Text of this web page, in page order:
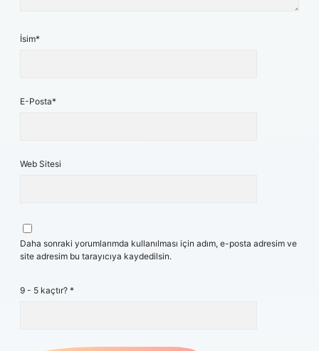
İsim*
E-Posta*
Web Sitesi
Daha sonraki yorumlarımda kullanılması için adım, e-posta adresim ve
site adresim bu tarayıcıya kaydedilsin.
9 - 5 kaçtır? *